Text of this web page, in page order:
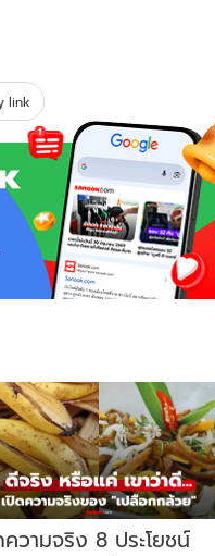
link
ความจริง 8 ประโยชน์